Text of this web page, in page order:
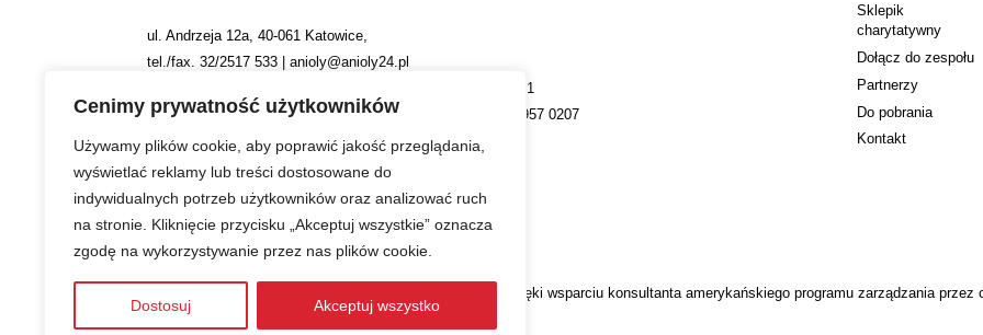
Cenimy prywatność użytkowników
Używamy plików cookie, aby poprawić jakość przeglądania,
wyświetlać reklamy lub treści dostosowane do
indywidualnych potrzeb użytkowników oraz analizować ruch
na stronie. Kliknięcie przycisku „Akceptuj wszystkie” oznacza
zgodę na wykorzystywanie przez nas plików cookie.
Dostosuj Akceptuj wszystko
ul. Andrzeja 12a, 40-061 Katowice,
tel./fax. 32/2517 533 | anioly@anioly24.pl
NIP: 634 24 24 781 | REGON: 277553974 | KRS 0000009221
Nr konta: ING Bank Śląski S.A. 36 1050 1214 1000 0022 4957 0207
Sklepik
charytatywny
Dołącz do zespołu
Partnerzy
Do pobrania
Kontakt
Zwiększamy efektywność naszych codziennych działań dzięki wsparciu konsultanta amerykańskiego programu zarządzania